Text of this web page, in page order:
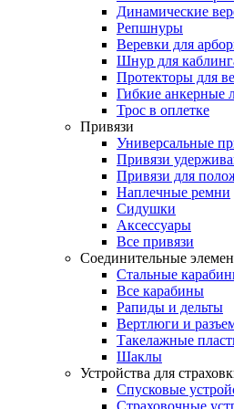
Динамические
Репшнуры
Веревки для
Шнур для
Протекторы для
Гибкие анкерные
Трос в оплетке
Привязи
Универсальные
Привязи
Привязи для
Наплечные ремни
Сидушки
Аксессуары
Все привязи
Соединительные
Стальные
Все карабины
Рапиды и дельты
Вертлюги и
Такелажные
Шаклы
Устройства для
Спусковые
Страховочные